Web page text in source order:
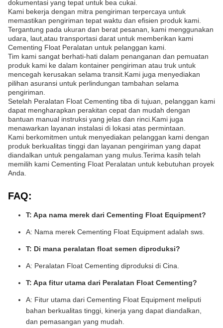
dokumentasi yang tepat untuk bea cukai.
Kami bekerja dengan mitra pengiriman terpercaya untuk
memastikan pengiriman tepat waktu dan efisien produk kami.
Tergantung pada ukuran dan berat pesanan, kami menggunakan
udara, laut,atau transportasi darat untuk memberikan kami
Cementing Float Peralatan untuk pelanggan kami.
Tim kami sangat berhati-hati dalam penanganan dan pemuatan
produk kami ke dalam kontainer pengiriman atau truk untuk
mencegah kerusakan selama transit.Kami juga menyediakan
pilihan asuransi untuk perlindungan tambahan selama
pengiriman.
Setelah Peralatan Float Cementing tiba di tujuan, pelanggan kami
dapat mengharapkan perakitan cepat dan mudah dengan
bantuan manual instruksi yang jelas dan rinci.Kami juga
menawarkan layanan instalasi di lokasi atas permintaan.
Kami berkomitmen untuk menyediakan pelanggan kami dengan
produk berkualitas tinggi dan layanan pengiriman yang dapat
diandalkan untuk pengalaman yang mulus.Terima kasih telah
memilih kami Cementing Float Peralatan untuk kebutuhan proyek
Anda.
FAQ:
T: Apa nama merek dari Cementing Float Equipment?
A: Nama merek Cementing Float Equipment adalah sws.
T: Di mana peralatan float semen diproduksi?
A: Peralatan Float Cementing diproduksi di Cina.
T: Apa fitur utama dari Peralatan Float Cementing?
A: Fitur utama dari Cementing Float Equipment meliputi
bahan berkualitas tinggi, kinerja yang dapat diandalkan,
dan pemasangan yang mudah.